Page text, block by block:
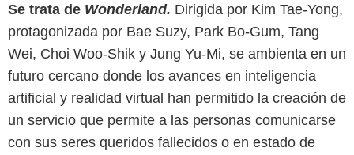
Se trata de Wonderland. Dirigida por Kim Tae-Yong,
protagonizada por Bae Suzy, Park Bo-Gum, Tang
Wei, Choi Woo-Shik y Jung Yu-Mi, se ambienta en un
futuro cercano donde los avances en inteligencia
artificial y realidad virtual han permitido la creación de
un servicio que permite a las personas comunicarse
con sus seres queridos fallecidos o en estado de